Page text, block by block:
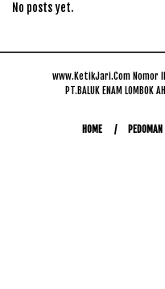
No posts yet.
www.KetikJari.Com Nomor
PT.BALUK ENAM
HOME